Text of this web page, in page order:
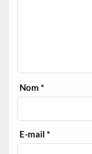
Nom*
E-mail*